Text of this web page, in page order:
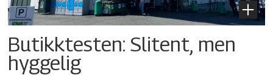
Butikktesten: Slitent, men
hyggelig